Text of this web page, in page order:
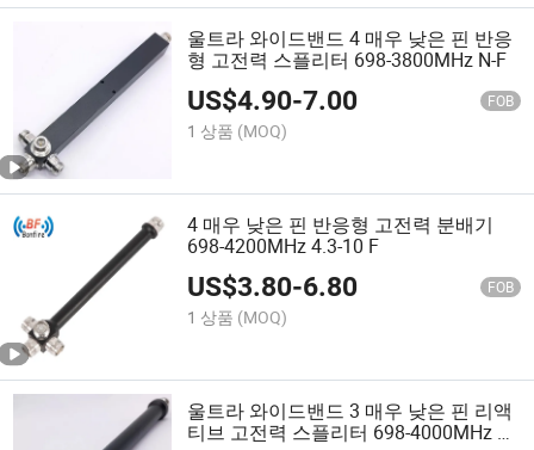
울트라 와이드밴드 4 매우 낮은 핀 반응
형 고전력 스플리터 698-3800MHz N-F
US$4.90-7.00 FOB
1 상품 (MOQ)
4 매우 낮은 핀 반응형 고전력 분배기
698-4200MHz 4.3-10 F
US$3.80-6.80 FOB
1 상품 (MOQ)
울트라 와이드밴드 3 매우 낮은 핀 리액
티브 고전력 스플리터 698-4000MHz N-